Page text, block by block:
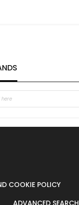
COOKIE POLICY